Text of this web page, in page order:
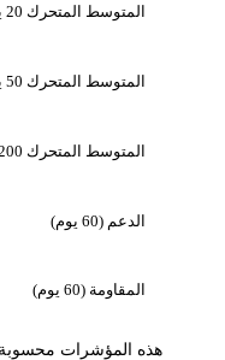
المتوسط المتحرك 20 يوم
المتوسط المتحرك 50 يوم
المتوسط المتحرك 200 يوم
الدعم (60 يوم)
المقاومة (60 يوم)
هذه المؤشرات محسوبة